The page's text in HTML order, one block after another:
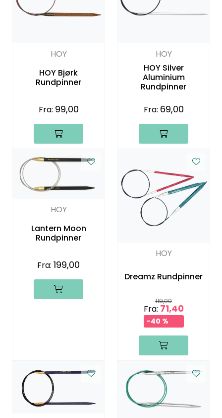
HOY
HOY Bjørk
Rundpinner
Fra: 99,00
HOY
HOY Silver
Aluminium
Rundpinner
Fra: 69,00
HOY
Lantern Moon
Rundpinner
Fra: 199,00
HOY
Dreamz Rundpinner
119,00
Fra: 71,40
-40 %